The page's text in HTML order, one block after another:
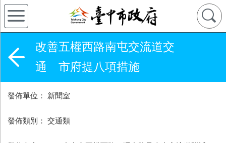
改善五權西路南屯交流道交
通 市府提八項措施
發佈單位： 新聞室
發佈類別： 交通類